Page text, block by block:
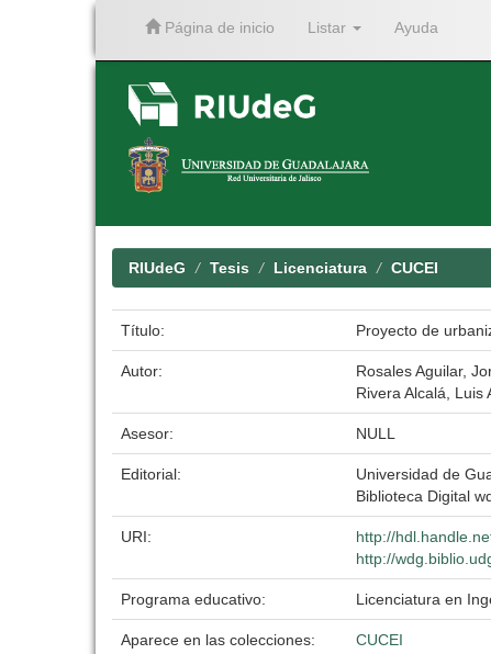
Página de inicio Listar Ayuda
RIUdeG Tesis Licenciatura CUCEI
Título: Proyecto de
Autor:
Rosales Aguilar,
Rivera Alcalá,
Asesor: NULL
Editorial:
Universidad de
Biblioteca Digital
URI:
http://
http://
Programa educativo: Licenciatura en
Aparece en las colecciones: CUCEI